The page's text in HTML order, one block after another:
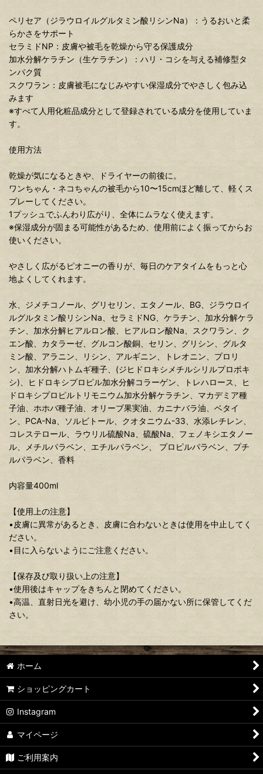
ペリセア（ジラウロイルグルタミン酸リシンNa）：うるおいと柔
らかさをサポート
セラミドNP：皮膚や被毛を乾燥から守る保護成分
加水分解ケラチン（生ケラチン）：ハリ・コシを与える補修型タ
ンパク質
スクワラン：皮膚被毛になじみやすい保湿成分でやさしく包み込
みます
※すべて人用化粧品成分として登録されている成分を使用していま
す。
使用方法
乾燥が気になるときや、ドライヤーの前後に。
ワンちゃん・ネコちゃんの被毛から10〜15cmほど離して、軽くス
プレーしてください。
1プッシュでふんわり広がり、全体にムラなく使えます。
※保湿成分が固まる可能性があるため、使用前によく振ってからお
使いください。
やさしく広がるピオニーの香りが、毎日のケアタイムをもっと心
地よくしてくれます。
水、ジメチコノール、グリセリン、エタノール、BG、ジラウロイ
ルグルタミン酸リシンNa、セラミドNG、ケラチン、加水分解ケラ
チン、加水分解ヒアルロン酸、ヒアルロン酸Na、スクワラン、ク
エン酸、カタラーゼ、グルコン酸銅、セリン、グリシン、グルタ
ミン酸、アラニン、リシン、アルギニン、トレオニン、プロリ
ン、加水分解ハトムギ種子、(ジヒドロキシメチルシリルプロポキ
シ)、ヒドロキシプロピル加水分解コラーゲン、トレハロース、ヒ
ドロキシプロピルトリモニウム加水分解ケラチン、マカデミア種
子油、ホホバ種子油、オリーブ果実油、カニナバラ油、ベタイ
ン、PCA-Na、ソルビトール、クオタニウム-33、水添レチレン、
コレステロール、ラウリル硫酸Na、硫酸Na、フェノキシエタノー
ル、メチルパラベン、エチルパラベン、 プロピルパラベン、プチ
ルパラベン、香料
内容量400ml
【使用上の注意】
•皮膚に異常があるとき、皮膚に合わないときは使用を中止してく
ださい。
•目に入らないようにご注意ください。
【保存及び取り扱い上の注意】
•使用後はキャップをきちんと閉めてください。
•高温、直射日光を避け、幼小児の手の届かない所に保管してくだ
さい。
ホーム
ショッピングカート
Instagram
マイページ
ご利用案内